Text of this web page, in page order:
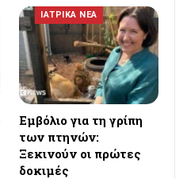
ΙΑΤΡΙΚΑ ΝΕΑ
Εμβόλιο για τη γρίπη
των πτηνών:
Ξεκινούν οι πρώτες
δοκιμές